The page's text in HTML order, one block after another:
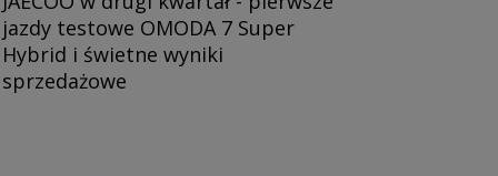
jazdy testowe OMODA 7 Super
Hybrid i świetne wyniki
sprzedażowe